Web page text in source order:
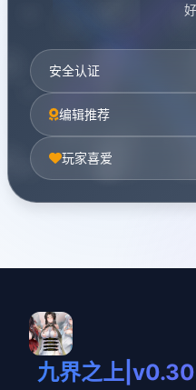
安全认证
编辑推荐
玩家喜爱
九界之上